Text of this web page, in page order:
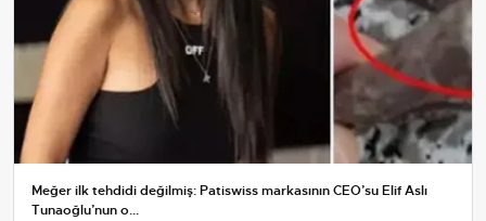
Meğer ilk tehdidi değilmiş: Patiswiss markasının CEO’su Elif Aslı
Tunaoğlu’nun o...